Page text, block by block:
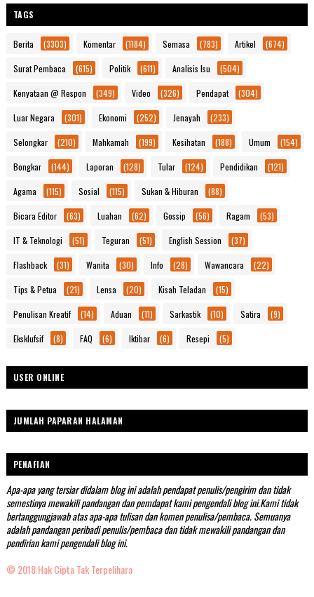
TAGS
Berita (3303) Komentar (1184) Semasa (783) Artikel (674)
Surat Pembaca (615) Politik (611) Analisis Isu (504)
Kenyataan @ Respon (349) Video (326) Pendapat (304)
Luar Negara (301) Ekonomi (252) Jenayah (233)
Selongkar (210) Mahkamah (199) Kesihatan (188) Umum (154)
Bongkar (144) Laporan (128) Tular (124) Pendidikan (121)
Agama (115) Sosial (115) Sukan & Hiburan (88)
Bicara Editor (63) Luahan (62) Gossip (56) Ragam (53)
IT & Teknologi (51) Teguran (51) English Session (37)
Flashback (31) Wanita (30) Info (28) Wawancara (22)
Tips & Petua (21) Lensa (20) Kisah Teladan (15)
Penulisan Kreatif (14) Aduan (11) Sarkastik (10) Satira (9)
Eksklufsif (8) FAQ (6) Iktibar (6) Resepi (5)
USER ONLINE
JUMLAH PAPARAN HALAMAN
PENAFIAN
Apa-apa yang tersiar didalam blog ini adalah pendapat penulis/pengirim dan tidak
semestinya mewakili pandangan dan pemdapat kami pengendali blog ini.Kami tidak
bertanggungjawab atas apa-apa tulisan dan komen penulisa/pembaca. Semuanya
adalah pandangan peribadi penulis/pembaca dan tidak mewakili pandangan dan
pendirian kami pengendali blog ini.
© 2018 Hak Cipta Tak Terpelihara